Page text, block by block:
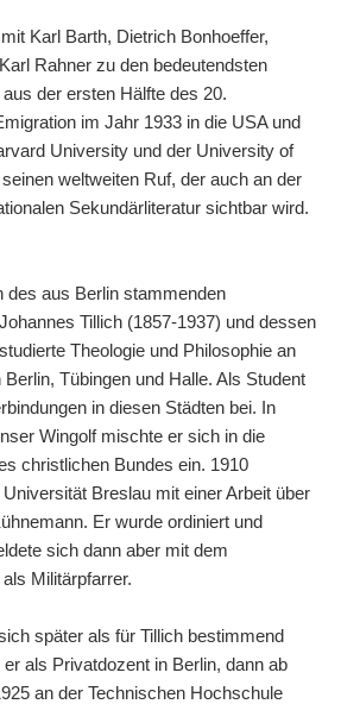
Karl Barth, Dietrich Bonhoeffer,
Rahner zu den bedeutendsten
der ersten Hälfte des 20.
im Jahr 1933 in die USA und
University und der University of
weltweiten Ruf, der auch an der
Sekundärliteratur sichtbar wird.
des aus Berlin stammenden
Tillich (1857-1937) und dessen
Theologie und Philosophie an
Tübingen und Halle. Als Student
in diesen Städten bei. In
Wingolf mischte er sich in die
christlichen Bundes ein. 1910
Breslau mit einer Arbeit über
Er wurde ordiniert und
sich dann aber mit dem
Militärpfarrer.
später als für Tillich bestimmend
als Privatdozent in Berlin, dann ab
an der Technischen Hochschule